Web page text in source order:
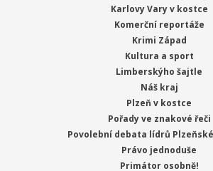
Karlovy Vary v kostce
Komerční reportáže
Krimi Západ
Kultura a sport
Limberskýho šajtle
Náš kraj
Plzeň v kostce
Pořady ve znakové řeči
Povolební debata lídrů
Právo jednoduše
Primátor osobně!